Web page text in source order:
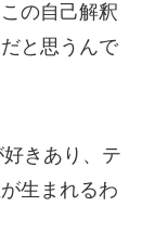
の自己解釈
と思うんで
きあり、テ
生まれるわ